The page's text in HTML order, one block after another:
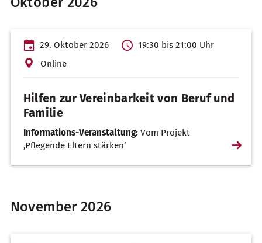
29. Oktober 2026
19:30 bis 21:00 Uhr
Online
Hilfen zur Vereinbarkeit von Beruf und
Familie
Informations-Veranstaltung:Vom Projekt
‚Pflegende Eltern stärken‘
November 2026